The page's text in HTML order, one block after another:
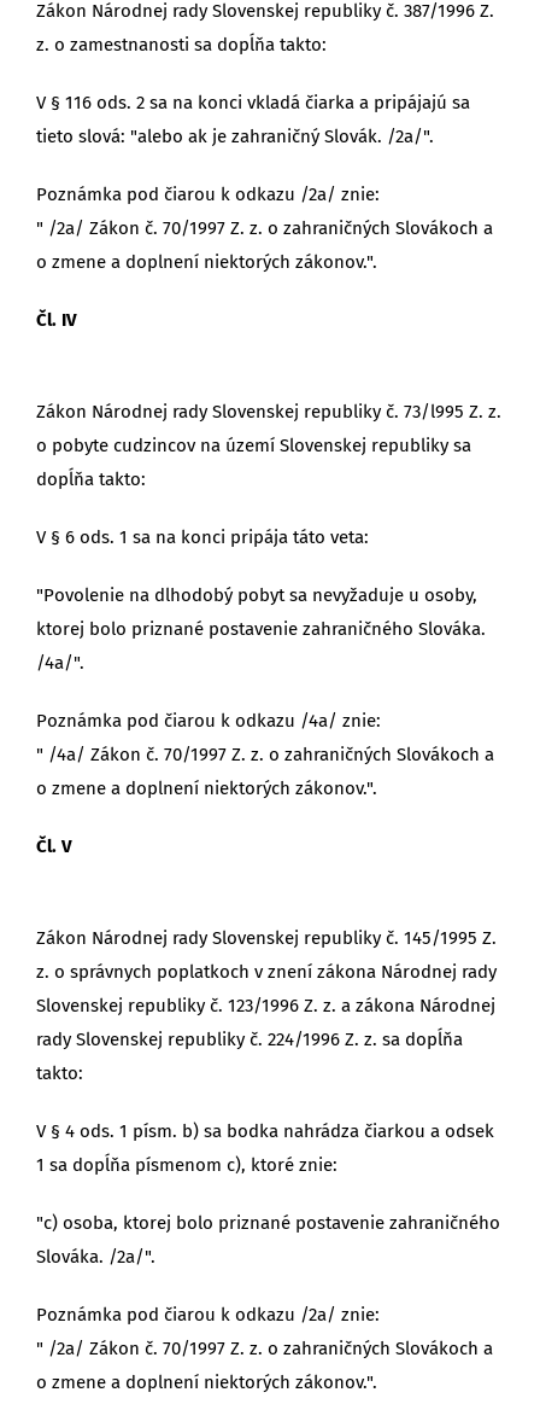
Zákon Národnej rady Slovenskej republiky č. 387/1996 Z.
z. o zamestnanosti sa dopĺňa takto:
V § 116 ods. 2 sa na konci vkladá čiarka a pripájajú sa
tieto slová: "alebo ak je zahraničný Slovák. /2a/".
Poznámka pod čiarou k odkazu /2a/ znie:
" /2a/ Zákon č. 70/1997 Z. z. o zahraničných Slovákoch a
o zmene a doplnení niektorých zákonov.".
Čl. IV
Zákon Národnej rady Slovenskej republiky č. 73/l995 Z. z.
o pobyte cudzincov na území Slovenskej republiky sa
dopĺňa takto:
V § 6 ods. 1 sa na konci pripája táto veta:
"Povolenie na dlhodobý pobyt sa nevyžaduje u osoby,
ktorej bolo priznané postavenie zahraničného Slováka.
/4a/".
Poznámka pod čiarou k odkazu /4a/ znie:
" /4a/ Zákon č. 70/1997 Z. z. o zahraničných Slovákoch a
o zmene a doplnení niektorých zákonov.".
Čl. V
Zákon Národnej rady Slovenskej republiky č. 145/1995 Z.
z. o správnych poplatkoch v znení zákona Národnej rady
Slovenskej republiky č. 123/1996 Z. z. a zákona Národnej
rady Slovenskej republiky č. 224/1996 Z. z. sa dopĺňa
takto:
V § 4 ods. 1 písm. b) sa bodka nahrádza čiarkou a odsek
1 sa dopĺňa písmenom c), ktoré znie:
"c) osoba, ktorej bolo priznané postavenie zahraničného
Slováka. /2a/".
Poznámka pod čiarou k odkazu /2a/ znie:
" /2a/ Zákon č. 70/1997 Z. z. o zahraničných Slovákoch a
o zmene a doplnení niektorých zákonov.".